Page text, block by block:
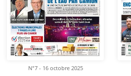
N°7 - 16 octobre 2025